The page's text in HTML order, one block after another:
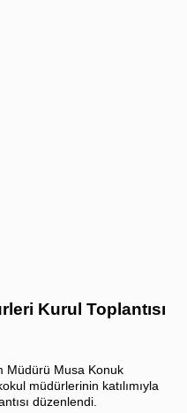
Kurul Toplantısı
Müdürü Musa Konuk
müdürlerinin katılımıyla
düzenlendi.